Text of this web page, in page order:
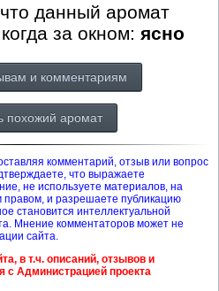
данный аромат
за окном: ясно
и комментариям
похожий аромат
комментарий, отзыв или вопрос
что выражаете
не используете материалов, на
правом, и разрешаете публикацию
становится интеллектуальной
Мнение комментаторов может не
сайта.
в т.ч. описаний, отзывов и
с Администрацией проекта